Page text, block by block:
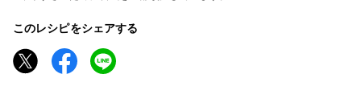
このレシピをシェアする